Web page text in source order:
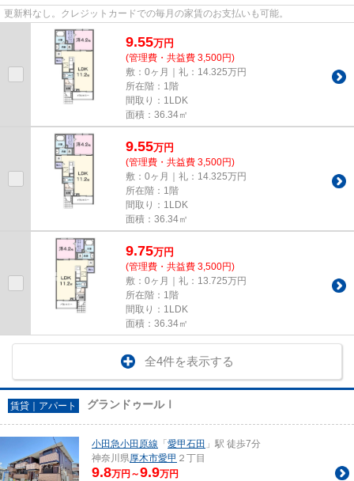
更新料なし。クレジットカードでの毎月の家賃のお支払いも可能。
9.55万円
(管理費・共益費 3,500円)
敷：0ヶ月｜礼：14.325万円
所在階：1階
間取り：1LDK
面積：36.34㎡
9.55万円
(管理費・共益費 3,500円)
敷：0ヶ月｜礼：14.325万円
所在階：1階
間取り：1LDK
面積：36.34㎡
9.75万円
(管理費・共益費 3,500円)
敷：0ヶ月｜礼：13.725万円
所在階：1階
間取り：1LDK
面積：36.34㎡
全4件を表示する
賃貸｜アパート グランドゥールⅠ
小田急小田原線 「愛甲石田 」駅 徒歩7分
神奈川県厚木市愛甲 ２丁目
9.8万円～9.9万円